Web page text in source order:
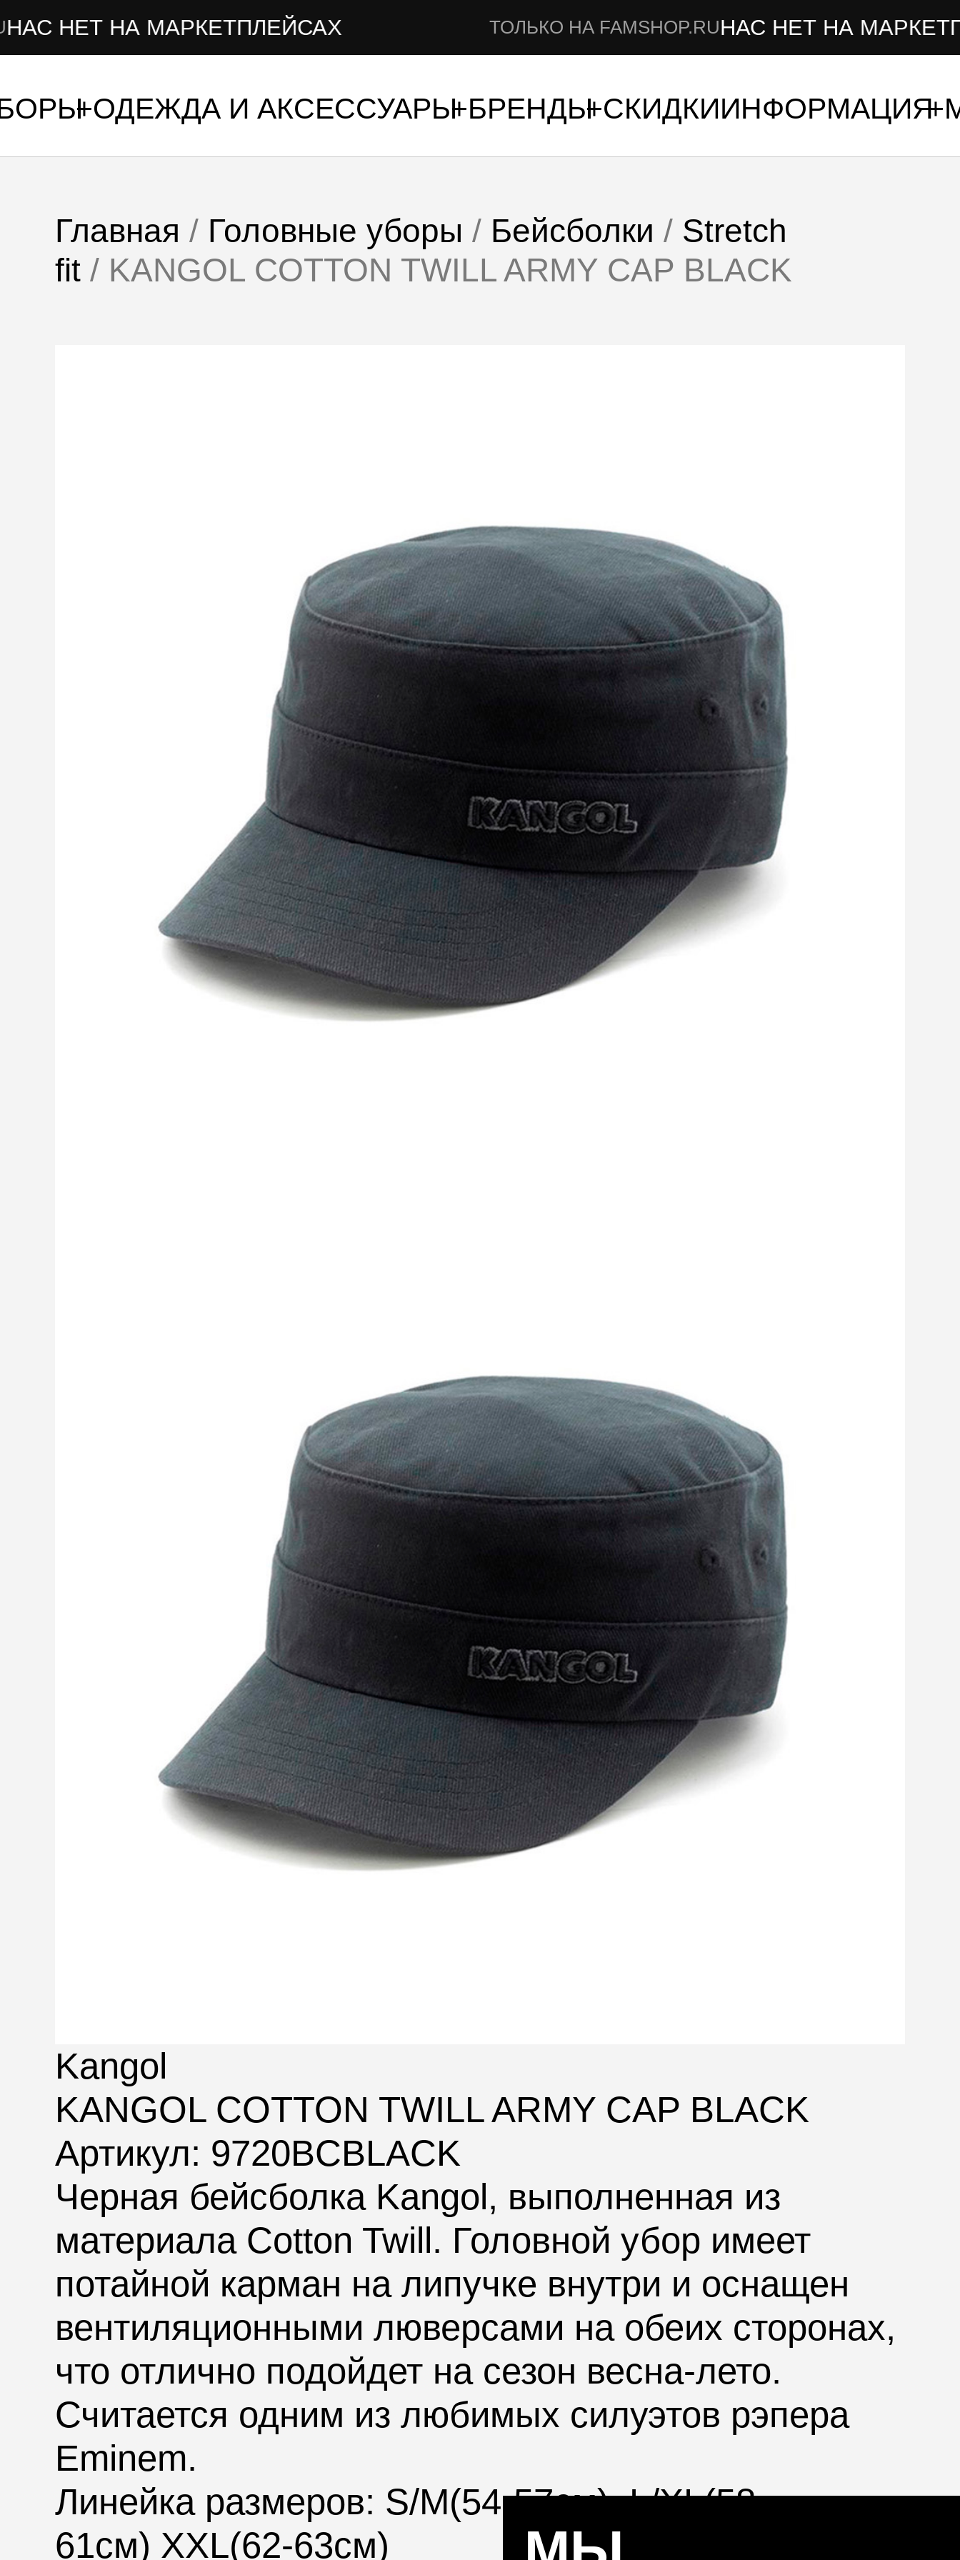
ТОЛЬКО НА FAMSHOP.RUНАС НЕТ НА МАРКЕТПЛЕЙСАХ
НА МАРКЕТПЛЕЙСАХ
ОДЕЖДА И АКСЕССУАРЫБРЕНДЫСКИДКИИНФОРМАЦИЯ
Главная / Головные уборы / Бейсболки / Stretch
fit / KANGOL COTTON TWILL ARMY CAP BLACK
Kangol
KANGOL COTTON TWILL ARMY CAP BLACK
Артикул: 9720BCBLACK
Черная бейсболка Kangol, выполненная из
материала Cotton Twill. Головной убор имеет
потайной карман на липучке внутри и оснащен
вентиляционными люверсами на обеих сторонах,
что отлично подойдет на сезон весна-лето.
Считается одним из любимых силуэтов рэпера
Eminem.
Линейка размеров: S/M(54-57см),L/XL(58-
61см) XXL(62-63см)